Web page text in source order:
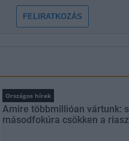
FELIRATKOZÁS
Országos hírek
Amire többmillióan vártunk:
másodfokúra csökken a